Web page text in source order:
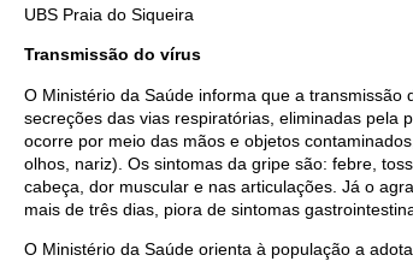
UBS Praia do Siqueira
Transmissão do vírus
O Ministério da Saúde informa que a
secreções das vias respiratórias, eliminadas pela
ocorre por meio das mãos e objetos
olhos, nariz). Os sintomas da gripe são: febre,
cabeça, dor muscular e nas articulações. Já o
mais de três dias, piora de sintomas
O Ministério da Saúde orienta à população a